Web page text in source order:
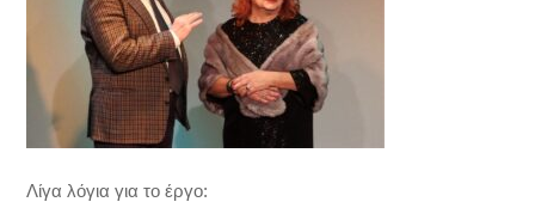
Λίγα λόγια για το έργο: